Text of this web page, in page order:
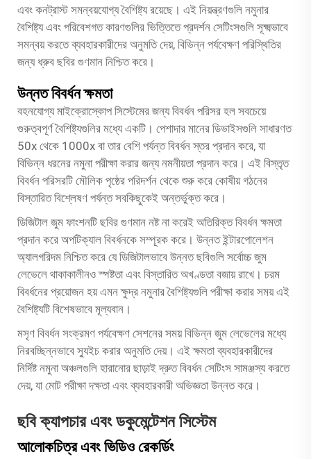
এবং কনট্রাস্ট সমন্বয়যোগ্য বৈশিষ্ট্য রয়েছে। এই নিয়ন্ত্রণগুলি নমুনার
বৈশিষ্ট্য এবং পরিবেশগত কারণগুলির ভিত্তিতে প্রদর্শন সেটিংসগুলি সূক্ষ্মভাবে
সমন্বয় করতে ব্যবহারকারীদের অনুমতি দেয়, বিভিন্ন পর্যবেক্ষণ পরিস্থিতির
জন্য ধ্রুব ছবির গুণমান নিশ্চিত করে।
উন্নত বিবর্ধন ক্ষমতা
বহনযোগ্য মাইক্রোস্কোপ সিস্টেমের জন্য বিবর্ধন পরিসর হল সবচেয়ে
গুরুত্বপূর্ণ বৈশিষ্ট্যগুলির মধ্যে একটি। পেশাদার মানের ডিভাইসগুলি সাধারণত
50x থেকে 1000x বা তার বেশি পর্যন্ত বিবর্ধন স্তর প্রদান করে, যা
বিভিন্ন ধরনের নমুনা পরীক্ষা করার জন্য নমনীয়তা প্রদান করে। এই বিস্তৃত
বিবর্ধন পরিসরটি মৌলিক পৃষ্ঠের পরিদর্শন থেকে শুরু করে কোষীয় গঠনের
বিস্তারিত বিশ্লেষণ পর্যন্ত সবকিছুকেই অন্তর্ভুক্ত করে।
ডিজিটাল জুম ফাংশনটি ছবির গুণমান নষ্ট না করেই অতিরিক্ত বিবর্ধন ক্ষমতা
প্রদান করে অপটিক্যাল বিবর্ধনকে সম্পূরক করে। উন্নত ইন্টারপোলেশন
অ্যালগরিদম নিশ্চিত করে যে ডিজিটালভাবে উন্নত ছবিগুলি সর্বোচ্চ জুম
লেভেলে থাকাকালীনও স্পষ্টতা এবং বিস্তারিত অখণ্ডতা বজায় রাখে। চরম
বিবর্ধনের প্রয়োজন হয় এমন ক্ষুদ্র নমুনার বৈশিষ্ট্যগুলি পরীক্ষা করার সময় এই
বৈশিষ্ট্যটি বিশেষভাবে মূল্যবান।
মসৃণ বিবর্ধন সংক্রমণ পর্যবেক্ষণ সেশনের সময় বিভিন্ন জুম লেভেলের মধ্যে
নিরবচ্ছিন্নভাবে স্যুইচ করার অনুমতি দেয়। এই ক্ষমতা ব্যবহারকারীদের
নির্দিষ্ট নমুনা অঞ্চলগুলি হারানোর ছাড়াই দ্রুত বিবর্ধন সেটিংস সামঞ্জস্য করতে
দেয়, যা মোট পরীক্ষা দক্ষতা এবং ব্যবহারকারী অভিজ্ঞতা উন্নত করে।
ছবি ক্যাপচার এবং ডকুমেন্টেশন সিস্টেম
আলোকচিত্র এবং ভিডিও রেকর্ডিং